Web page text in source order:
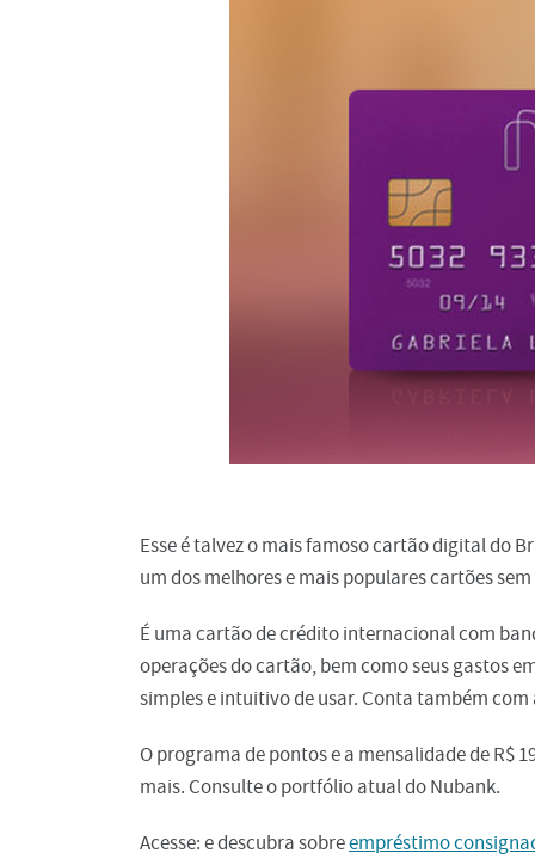
Esse é talvez o mais famoso cartão digital do
um dos melhores e mais populares cartões
É uma cartão de crédito internacional com
operações do cartão, bem como seus gastos
simples e intuitivo de usar. Conta também
O programa de pontos e a mensalidade de R$
mais. Consulte o portfólio atual do Nubank.
Acesse: e descubra sobreempréstimo